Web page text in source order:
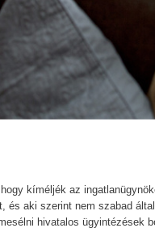
kíméljék az
és aki szerint nem szabad
hivatalos ügyintézések